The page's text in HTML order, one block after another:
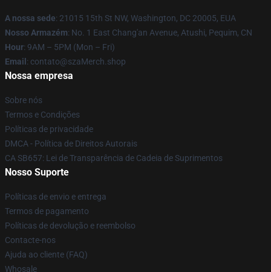
A nossa sede: 21015 15th St NW, Washington, DC 20005, EUA
Nosso Armazém: No. 1 East Chang'an Avenue, Atushi, Pequim, CN
Hour: 9AM – 5PM (Mon – Fri)
Email : contato@szaMerch.shop
Nossa empresa
Sobre nós
Termos e Condições
Políticas de privacidade
DMCA - Política de Direitos Autorais
CA SB657: Lei de Transparência de Cadeia de Suprimentos
Nosso Suporte
Políticas de envio e entrega
Termos de pagamento
Políticas de devolução e reembolso
Contacte-nos
Ajuda ao cliente (FAQ)
Whosale